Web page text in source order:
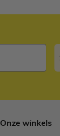
Onze winkels